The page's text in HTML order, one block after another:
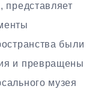
представляет
были
и превращены
музея